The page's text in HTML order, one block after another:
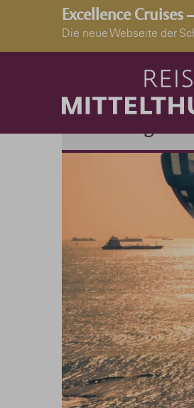
Excellence Cruises
Die neue Webseite der